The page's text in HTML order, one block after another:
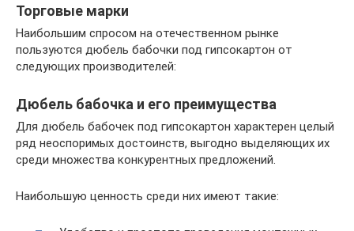
Торговые марки
Наибольшим спросом на отечественном рынке
пользуются дюбель бабочки под гипсокартон от
следующих производителей:
Дюбель бабочка и его преимущества
Для дюбель бабочек под гипсокартон характерен целый
ряд неоспоримых достоинств, выгодно выделяющих их
среди множества конкурентных предложений.
Наибольшую ценность среди них имеют такие: